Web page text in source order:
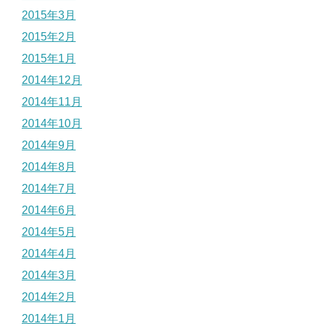
2015年3月
2015年2月
2015年1月
2014年12月
2014年11月
2014年10月
2014年9月
2014年8月
2014年7月
2014年6月
2014年5月
2014年4月
2014年3月
2014年2月
2014年1月